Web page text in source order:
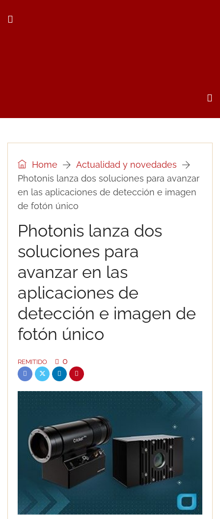
Home
Actualidad y novedades
Photonis lanza dos soluciones para avanzar
en las aplicaciones de detección e imagen
de fotón único
Photonis lanza dos
soluciones para
avanzar en las
aplicaciones de
detección e imagen de
fotón único
REMITIDO 0